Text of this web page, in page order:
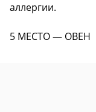
аллергии.
5 МЕСТО — ОВЕН